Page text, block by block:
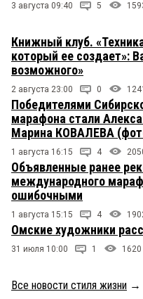
3 августа 09:40 5
Книжный клуб.
который ее создает»:
возможного»
2 августа 23:00 0
Победителями
марафона стали
Марина КОВАЛЕВА
1 августа 16:15 4
Объявленные ранее
международного
ошибочными
1 августа 15:15 4
Омские художники
31 июля 10:00 1 1620
Все новости стиля жизни →